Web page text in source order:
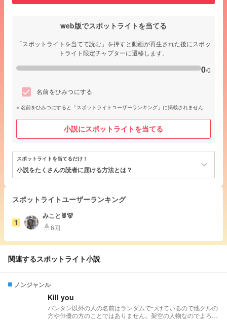
web版でスポットライトを当てる
「スポットライトを当てて読む」を押すと動画が再生された後にスポッ
トライト限定チャプターに遷移します。
0/0
名前をひみつにする
名前をひみつにすると「スポットライトユーザーランキング」に掲載されません
小説にスポットライトを当てる
スポットライトを当てるだけ！
小説をたくさんの読者に届ける方法とは？ keyboard_arrow_down
スポットライトユーザーランキング
1
みこと🐰🐻‍
highlight6回
関連するスポットライト小説
ノンジャンル
Kill you
バンタン以外の人の名前はランダムでつけているので他グルの
方や俳優の方のことではありません。架空の人物なのでよろし